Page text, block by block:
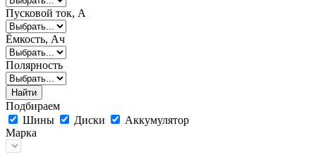
Пусковой ток, А
Ёмкость, Ач
Полярность
Найти
Подбираем
Шины
Диски
Аккумулятор
Марка